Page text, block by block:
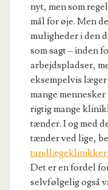
nyt, men som
mål for øje. Men
muligheder i den
som sagt – inden
arbejdspladser,
eksempelvis
mange
rigtig mange
tænder. I og med
tænder ved lige,
tandlægeklinikker
Det er en fordel
selvfølgelig også